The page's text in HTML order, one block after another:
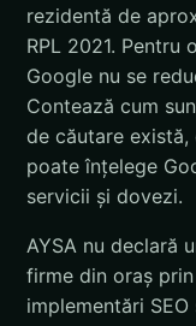
rezidentă de
RPL 2021.
Google nu se
Contează cum
de căutare
poate înțelege
servicii și dovezi.
AYSA nu declară
firme din oraș
implementări